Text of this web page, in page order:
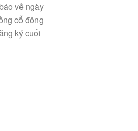
về ngày
cổ đông
ký cuối